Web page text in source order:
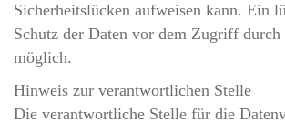
Sicherheitslücken aufweisen kann. Ein
Schutz der Daten vor dem Zugriff
möglich.
Hinweis zur verantwortlichen Stelle
Die verantwortliche Stelle für die